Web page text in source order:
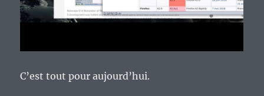
C’est tout pour aujourd’hui.